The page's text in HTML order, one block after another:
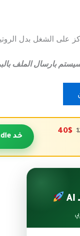
على الشغل بدل
بارسال الملف
$40
خد Bundle ←